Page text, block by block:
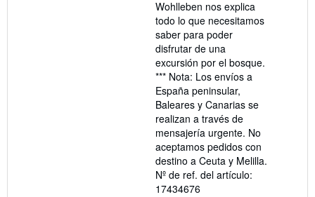
Wohlleben nos explica
todo lo que necesitamos
saber para poder
disfrutar de una
excursión por el bosque.
*** Nota: Los envíos a
España peninsular,
Baleares y Canarias se
realizan a través de
mensajería urgente. No
aceptamos pedidos con
destino a Ceuta y Melilla.
Nº de ref. del artículo:
17434676